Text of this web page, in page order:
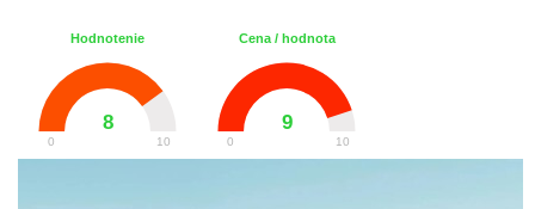
Hodnotenie
8
0 10
Cena / hodnota
9
0 10